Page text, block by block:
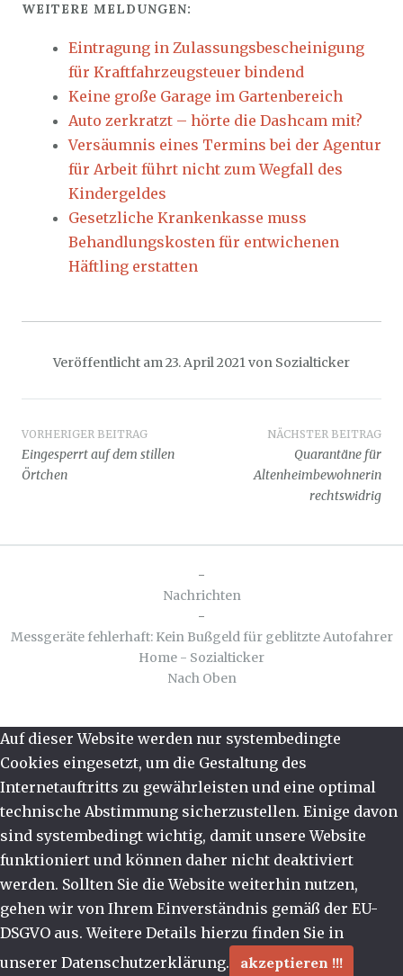
WEITERE MELDUNGEN:
Eintragung in Zulassungsbescheinigung
für Kraftfahrzeugsteuer bindend
Keine große Garage im Gartenbereich
Auto zerkratzt – hörte die Dashcam mit?
Versäumnis eines Termins bei der Agentur
für Arbeit führt nicht zum Wegfall des
Kindergeldes
Gesetzliche Krankenkasse muss
Behandlungskosten für entwichenen
Häftling erstatten
Veröffentlicht am23. April 2021von Sozialticker
Beitragsnavigation
VORHERIGER BEITRAG
Eingesperrt auf dem stillen
Örtchen
NÄCHSTER BEITRAG
Quarantäne für
Altenheimbewohnerin
rechtswidrig
-
Nachrichten
-
Messgeräte fehlerhaft: Kein Bußgeld für geblitzte Autofahrer
Home - Sozialticker
Nach Oben
Auf dieser Website werden nur systembedingte
Cookies eingesetzt, um die Gestaltung des
Internetauftritts zu gewährleisten und eine optimal
technische Abstimmung sicherzustellen. Einige davon
sind systembedingt wichtig, damit unsere Website
funktioniert und können daher nicht deaktiviert
werden. Sollten Sie die Website weiterhin nutzen,
gehen wir von Ihrem Einverständnis gemäß der EU-
DSGVO aus. Weitere Details hierzu finden Sie in
unserer Datenschutzerklärung.
akzeptieren !!!